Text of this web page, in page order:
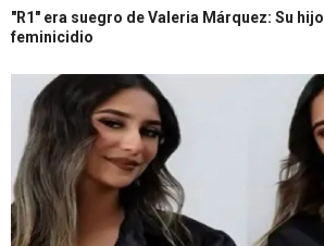
"R1" era suegro de Valeria Márquez: Su
feminicidio